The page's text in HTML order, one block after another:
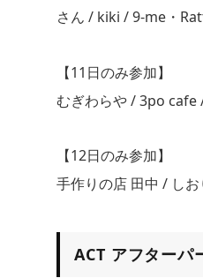
さん / kiki / 9-me・
【11日のみ参加】
むぎわらや / 3po
【12日のみ参加】
手作りの店 田中 / し
ACT アフターパ